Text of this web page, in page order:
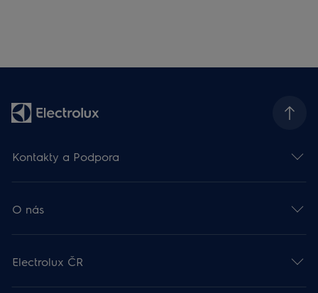
Kontakty a Podpora
O nás
Electrolux ČR